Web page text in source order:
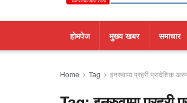
हाेमपेज मुख्य खबर समाचार
Home Tag इनरुवामा प्रहरी प्रादेशिक